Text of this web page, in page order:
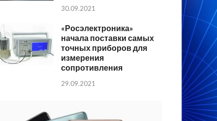
30.09.2021
«Росэлектроника»
начала поставки самых
точных приборов для
измерения
сопротивления
29.09.2021